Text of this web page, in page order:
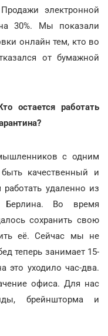
электронной
30%. Мы показали
онлайн тем, кто во
от бумажной
остается работать
с одним
качественный и
удаленно из
Во время
сохранить свою
её. Сейчас мы не
теперь занимает 15-
это уходило час-два.
офиса. Для нас
брейншторма и